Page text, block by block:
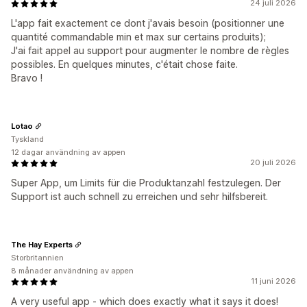
24 juli 2026
L'app fait exactement ce dont j'avais besoin (positionner une
quantité commandable min et max sur certains produits);
J'ai fait appel au support pour augmenter le nombre de règles
possibles. En quelques minutes, c'était chose faite.
Bravo !
20 juli 2026
Super App, um Limits für die Produktanzahl festzulegen. Der
Support ist auch schnell zu erreichen und sehr hilfsbereit.
Lotao
Tyskland
12 dagar användning av appen
11 juni 2026
A very useful app - which does exactly what it says it does!
The Hay Experts
Storbritannien
8 månader användning av appen